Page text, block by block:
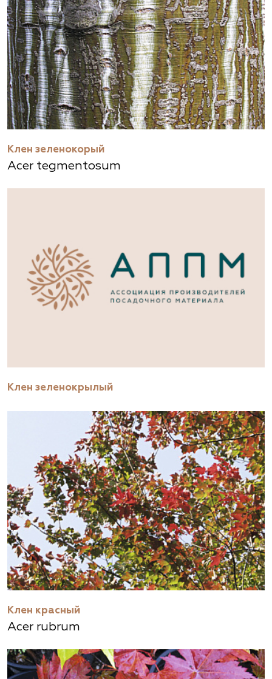
Клен зеленокорый
Acer tegmentosum
Клен зеленокрылый
Клен красный
Acer rubrum